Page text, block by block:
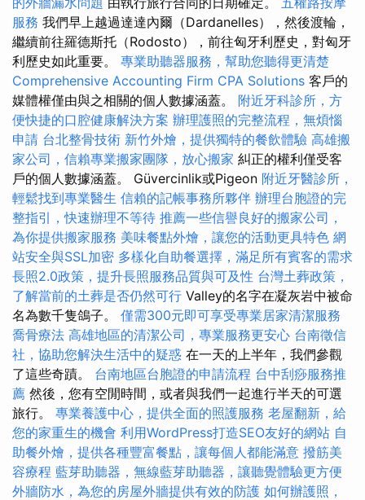
服務 我們早上越過達達內爾（Dardanelles），然後渡輪，
繼續前往羅德斯托（Rodosto），前往匈牙利歷史，對匈牙
利歷史如此重要。 專業助聽器服務，幫助您聽得更清楚
Comprehensive Accounting Firm CPA Solutions 客戶的
媒體權僅由與之相關的個人數據涵蓋。 附近牙科診所，方
便快捷的口腔健康解決方案 辦理護照的完整流程，無煩惱
申請 台北整骨技術 新竹外燴，提供獨特的餐飲體驗 高雄搬
家公司，信賴專業搬家團隊，放心搬家 糾正的權利僅受客
戶的個人數據涵蓋。 Güvercinlik或Pigeon 附近牙醫診所，
輕鬆找到專業醫生 信賴的記帳事務所夥伴 辦理台胞證的完
整指引，快速辦理不等待 推薦一些信譽良好的搬家公司，
為你提供搬家服務 美味餐點外燴，讓您的活動更具特色 網
站安全與SSL加密 多樣化自助餐選擇，滿足所有賓客的需求
長照2.0政策，提升長照服務品質與可及性 台灣土葬政策，
了解當前的土葬是否仍然可行 Valley的名字在凝灰岩中被命
名為數千隻鴿子。 僅需300元即可享受專業居家清潔服務
喬骨療法 高雄地區的清潔公司，專業服務更安心 台南徵信
社，協助您解決生活中的疑惑 在一天的上半年，我們參觀
了這些奇蹟。 台南地區台胞證的申請流程 台中刮痧服務推
薦 然後，您有空閒時間，或者與我們一起進行半天的可選
旅行。 專業養護中心，提供全面的照護服務 老屋翻新，給
您的家重生的機會 利用WordPress打造SEO友好的網站 自
助餐外燴，提供各種豐富餐點，讓每個人都能滿意 撥筋美
容療程 藍芽助聽器，無線藍芽助聽器，讓聽覺體驗更方便
外牆防水，為您的房屋外牆提供有效的防護 如何辦護照，